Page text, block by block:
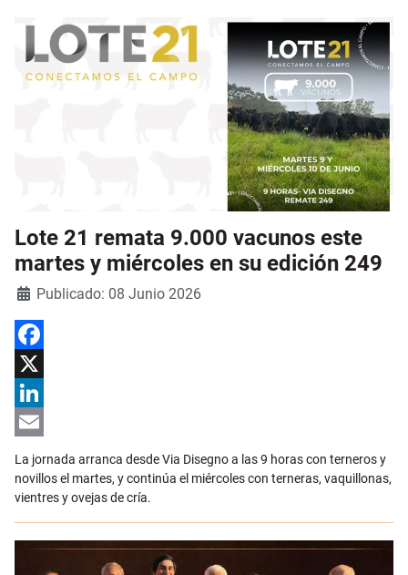
Lote 21 remata 9.000 vacunos este
martes y miércoles en su edición 249
Detalles
Publicado: 08 Junio 2026
Facebook
X
LinkedIn
Email
La jornada arranca desde Via Disegno a las 9 horas con terneros y
novillos el martes, y continúa el miércoles con terneras, vaquillonas,
vientres y ovejas de cría.